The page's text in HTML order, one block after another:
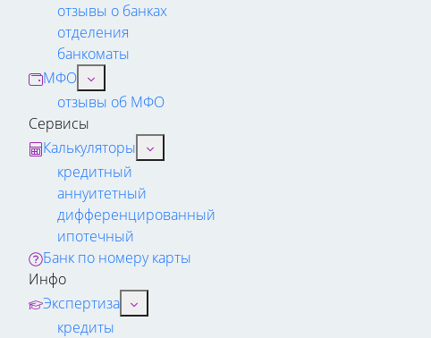
отзывы о банках
отделения
банкоматы
МФО
отзывы об МФО
Сервисы
Калькуляторы
кредитный
аннуитетный
дифференцированный
ипотечный
Банк по номеру карты
Инфо
Экспертиза
кредиты